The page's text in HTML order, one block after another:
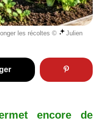
les récoltes © Julien
encore de